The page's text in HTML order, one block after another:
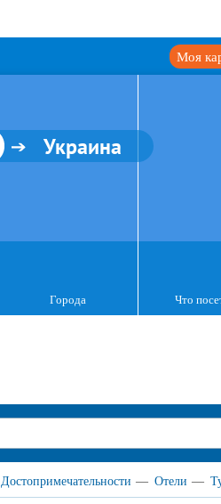
Моя
Украина
Города Что
Достопримечательности — Отели —